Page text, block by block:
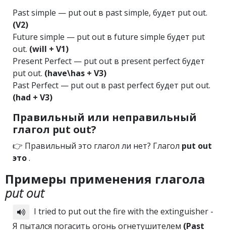
Past simple — put out в past simple, будет put out.
(V2)
Future simple — put out в future simple будет put
out. (will + V1)
Present Perfect — put out в present perfect будет
put out. (have\has + V3)
Past Perfect — put out в past perfect будет put out.
(had + V3)
Правильный или неправильный
глагол put out?
👉 Правильный это глагол ли нет? Глагол put out
это.
Примеры применения глагола
put out
I tried to put out the fire with the extinguisher -
Я пытался погасить огонь огнетушителем (Past